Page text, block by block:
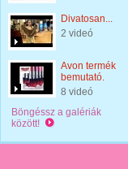
Divatosan...
2 videó
Avon termék
bemutató.
8 videó
Böngéssz a galériák
között!